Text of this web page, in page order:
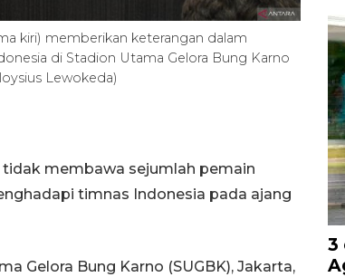
kiri) memberikan keterangan dalam
di Stadion Utama Gelora Bung Karno
Lewokeda)
membawa sejumlah pemain
timnas Indonesia pada ajang
Gelora Bung Karno (SUGBK), Jakarta,
3